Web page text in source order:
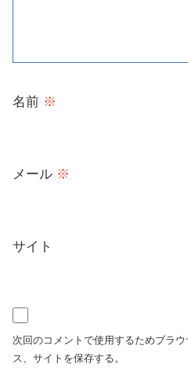
名前 ※
メール ※
サイト
次回のコメントで使用するためブラ
ス、サイトを保存する。